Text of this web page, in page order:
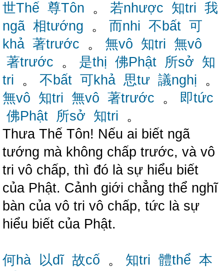
世Thế 尊Tôn 。 若nhược 知tri 我
ngã 相tướng 。 而nhi 不bất 可
khả 著trước 。 無vô 知tri 無vô
著trước 。 是thị 佛Phật 所sở 知
tri 。 不bất 可khả 思tư 議nghị 。
無vô 知tri 無vô 著trước 。 即tức
佛Phật 所sở 知tri 。
Thưa Thế Tôn! Nếu ai biết ngã
tướng mà không chấp trước, và vô
tri vô chấp, thì đó là sự hiểu biết
của Phật. Cảnh giới chẳng thể nghĩ
bàn của vô tri vô chấp, tức là sự
hiểu biết của Phật.
何hà 以dĩ 故cố 。 知tri 體thể 本